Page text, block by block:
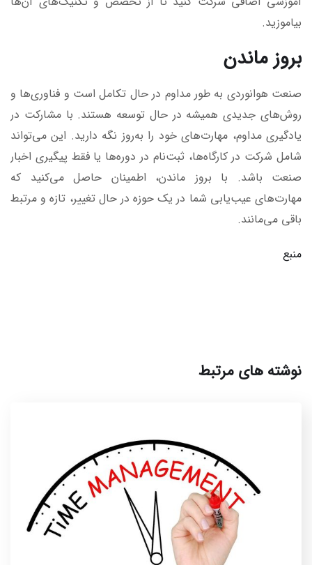
بیاموزید.
بروز ماندن
صنعت هوانوردی به طور مداوم در حال تکامل است و فناوری‌ها و
روش‌های جدیدی همیشه در حال توسعه هستند. با مشارکت در
یادگیری مداوم، مهارت‌های خود را به‌روز نگه دارید. این می‌تواند
شامل شرکت در کارگاه‌ها، ثبت‌نام در دوره‌ها یا فقط پیگیری اخبار
صنعت باشد. با بروز ماندن، اطمینان حاصل می‌کنید که
مهارت‌های عیب‌یابی شما در یک حوزه در حال تغییر، تازه و مرتبط
باقی می‌مانند.
منبع
نوشته های مرتبط